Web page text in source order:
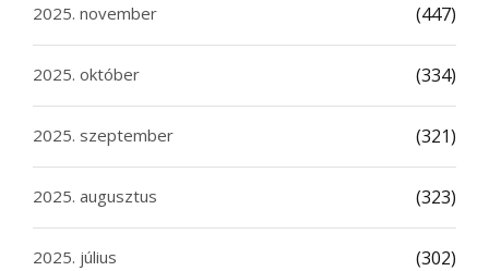
2025. november (447)
2025. október (334)
2025. szeptember (321)
2025. augusztus (323)
2025. július (302)